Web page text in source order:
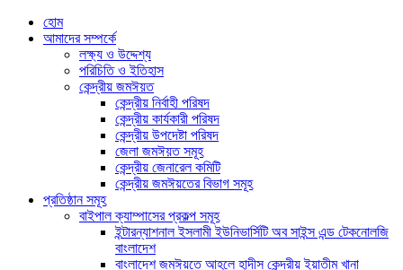
হোম
আমাদের সম্পর্কে
লক্ষ্য ও উদ্দেশ্য
পরিচিতি ও ইতিহাস
কেন্দ্রীয় জমঈয়ত
কেন্দ্রীয় নির্বাহী পরিষদ
কেন্দ্রীয় কার্যকারী পরিষদ
কেন্দ্রীয় উপদেষ্টা পরিষদ
জেলা জমঈয়ত সমূহ
কেন্দ্রীয় জেনারেল কমিটি
কেন্দ্রীয় জমঈয়তের বিভাগ সমূহ
প্রতিষ্ঠান সমূহ
বাইপাল ক্যাম্পাসের প্রকল্প সমূহ
ইন্টারন্যাশনাল ইসলামী ইউনিভার্সিটি অব সাইন্স এন্ড টেকনোলজি
বাংলাদেশ
বাংলাদেশ জমঈয়তে আহলে হাদীস কেন্দ্রীয় ইয়াতীম খানা